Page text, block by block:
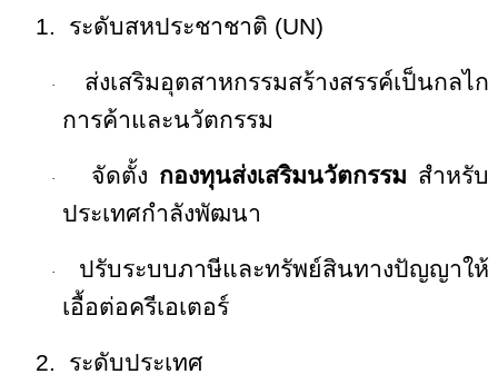
1. ระดับสหประชาชาติ (UN)
·
ส่งเสริมอุตสาหกรรมสร้างสรรค์เป็นกลไก
การค้าและนวัตกรรม
· จัดตั้ง กองทุนส่งเสริมนวัตกรรม สำหรับ
ประเทศกำลังพัฒนา
·
ปรับระบบภาษีและทรัพย์สินทางปัญญาให้
เอื้อต่อครีเอเตอร์
2. ระดับประเทศ